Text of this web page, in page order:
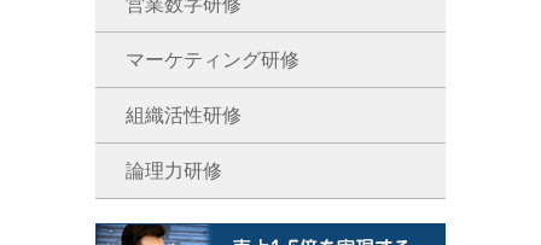
営業数字研修
マーケティング研修
組織活性研修
論理力研修